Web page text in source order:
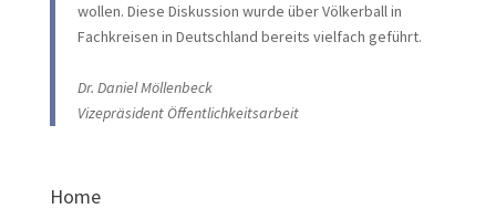
wollen. Diese Diskussion wurde über Völkerball in
Fachkreisen in Deutschland bereits vielfach geführt.
Dr. Daniel Möllenbeck
Vizepräsident Öffentlichkeitsarbeit
Home